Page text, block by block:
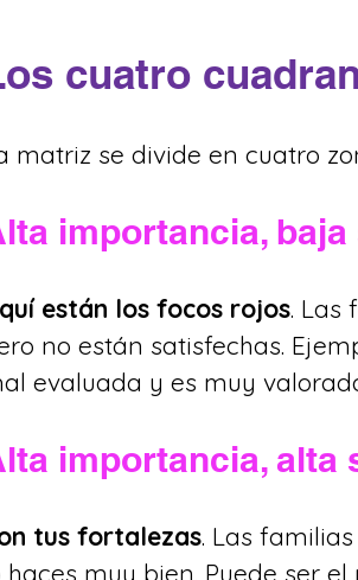
cuatro
matriz se divide en cuatro
importancia,
están los focos rojos. Las
no están satisfechas.
evaluada y es muy
importancia, alta
tus fortalezas. Las
haces muy bien. Puede ser